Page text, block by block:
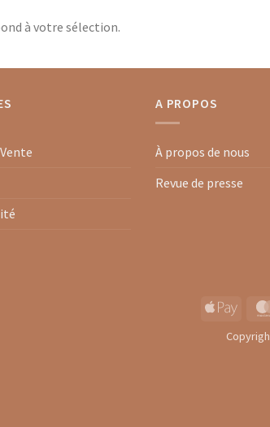
à votre sélection.
A PROPOS
À propos de nous
Revue de presse
Apple